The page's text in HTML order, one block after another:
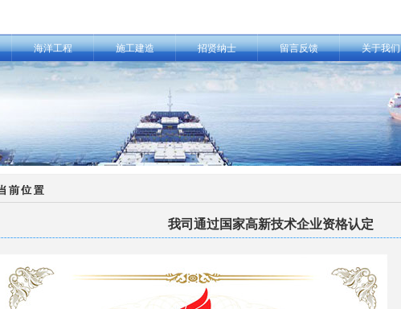
海洋工程 施工建造 招贤纳士 留言反馈 关于我们
我司通过国家高新技术企业资格认定